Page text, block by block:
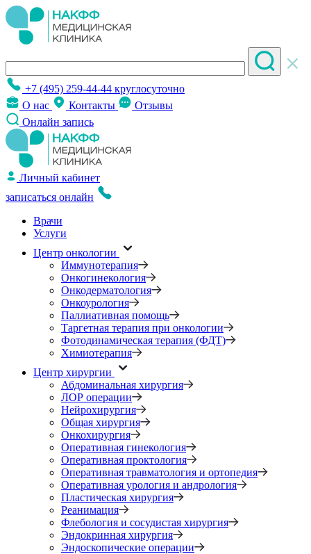
+7 (495) 259-44-44 круглосуточно
О нас
Контакты
Отзывы
Онлайн запись
Личный кабинет
записаться онлайн
Врачи
Услуги
Центр онкологии
Иммунотерапия
Онкогинекология
Онкодерматология
Онкоурология
Паллиативная помощь
Таргетная терапия при онкологии
Фотодинамическая терапия (ФДТ)
Химиотерапия
Центр хирургии
Абдоминальная хирургия
ЛОР операции
Нейрохирургия
Общая хирургия
Онкохирургия
Оперативная гинекология
Оперативная проктология
Оперативная травматология и ортопедия
Оперативная урология и андрология
Пластическая хирургия
Реанимация
Флебология и сосудистая хирургия
Эндокринная хирургия
Эндоскопические операции